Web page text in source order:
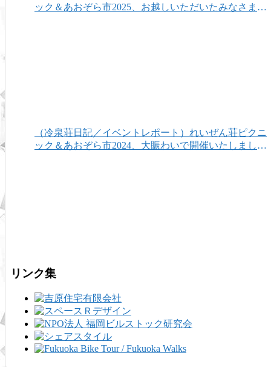
ック＆あおぞら市2025、お越しいただいたみなさまあ
（冷泉荘日記／イベントレポート）れいぜん荘ピクニ
ック＆あおぞら市2024、大賑わいで開催いたしまし
リンク集